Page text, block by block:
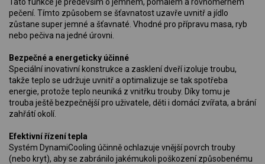
pečení. Tímto způsobem se šťavnatost uzavře uvnitř a jídlo
zůstane super jemné a šťavnaté. Vhodné pro přípravu masa, ryb
nebo pečiva na jedné úrovni.
Bezpečné a energeticky účinné
Speciální inovativní konstrukce a zasklení dveří izoluje troubu,
takže teplo se udržuje uvnitř a optimalizuje se tak spotřeba
energie, protože teplo neuniká z vnitřku trouby. Díky tomu je
trouba ještě bezpečnější pro uživatele, děti i domácí zvířata, a brání
zahřátí okolí.
Efektivní řízení tepla
Systém DynamiCooling účinně ochlazuje vnější povrch trouby
(nebo kryt), aby se zabránilo jakémukoli poškození způsobenému